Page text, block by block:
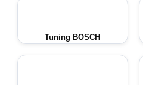
Tuning BOSCH